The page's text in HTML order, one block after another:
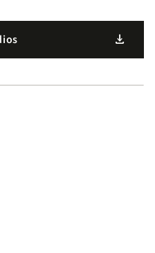
download